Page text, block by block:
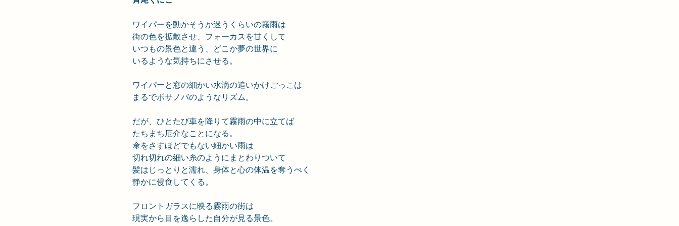
ワイパーを動かそうか迷うくらいの霧雨は
街の色を拡散させ、フォーカスを甘くして
いつもの景色と違う、どこか夢の世界に
いるような気持ちにさせる。
ワイパーと窓の細かい水滴の追いかけごっこは
まるでボサノバのようなリズム。
だが、ひとたび車を降りて霧雨の中に立てば
たちまち厄介なことになる。
傘をさすほどでもない細かい雨は
切れ切れの細い糸のようにまとわりついて
髪はじっとりと濡れ、身体と心の体温を奪うべく
静かに侵食してくる。
フロントガラスに映る霧雨の街は
現実から目を逸らした自分が見る景色。